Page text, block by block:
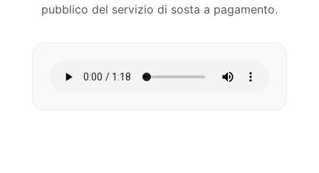
pubblico del servizio di sosta a pagamento.